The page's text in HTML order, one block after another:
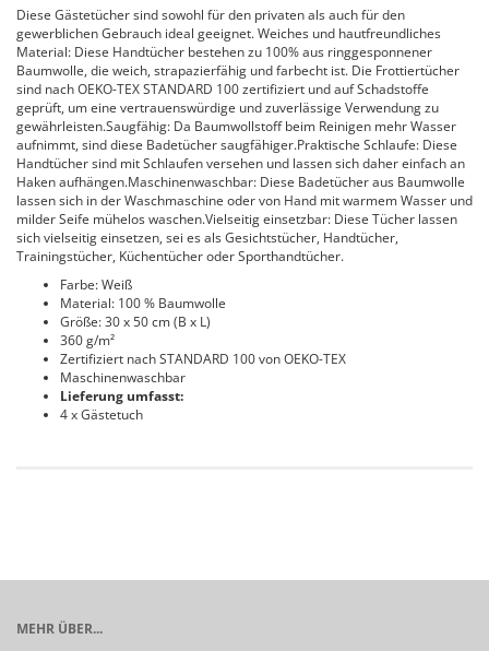
Diese Gästetücher sind sowohl für den privaten als auch für den
gewerblichen Gebrauch ideal geeignet. Weiches und hautfreundliches
Material: Diese Handtücher bestehen zu 100% aus ringgesponnener
Baumwolle, die weich, strapazierfähig und farbecht ist. Die Frottiertücher
sind nach OEKO-TEX STANDARD 100 zertifiziert und auf Schadstoffe
geprüft, um eine vertrauenswürdige und zuverlässige Verwendung zu
gewährleisten.Saugfähig: Da Baumwollstoff beim Reinigen mehr Wasser
aufnimmt, sind diese Badetücher saugfähiger.Praktische Schlaufe: Diese
Handtücher sind mit Schlaufen versehen und lassen sich daher einfach an
Haken aufhängen.Maschinenwaschbar: Diese Badetücher aus Baumwolle
lassen sich in der Waschmaschine oder von Hand mit warmem Wasser und
milder Seife mühelos waschen.Vielseitig einsetzbar: Diese Tücher lassen
sich vielseitig einsetzen, sei es als Gesichtstücher, Handtücher,
Trainingstücher, Küchentücher oder Sporthandtücher.
Farbe: Weiß
Material: 100 % Baumwolle
Größe: 30 x 50 cm (B x L)
360 g/m²
Zertifiziert nach STANDARD 100 von OEKO-TEX
Maschinenwaschbar
Lieferung umfasst:
4 x Gästetuch
MEHR ÜBER...